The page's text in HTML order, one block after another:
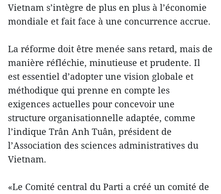
Vietnam s’intègre de plus en plus à l’économie
mondiale et fait face à une concurrence accrue.
La réforme doit être menée sans retard, mais de
manière réfléchie, minutieuse et prudente. Il
est essentiel d’adopter une vision globale et
méthodique qui prenne en compte les
exigences actuelles pour concevoir une
structure organisationnelle adaptée, comme
l’indique Trân Anh Tuân, président de
l’Association des sciences administratives du
Vietnam.
«Le Comité central du Parti a créé un comité de